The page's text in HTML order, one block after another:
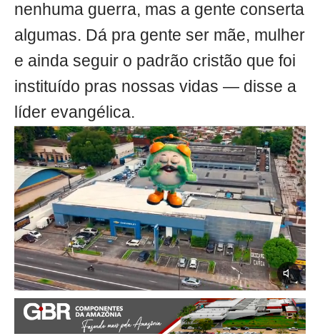
nenhuma guerra, mas a gente conserta
algumas. Dá pra gente ser mãe, mulher
e ainda seguir o padrão cristão que foi
instituído pras nossas vidas — disse a
líder evangélica.